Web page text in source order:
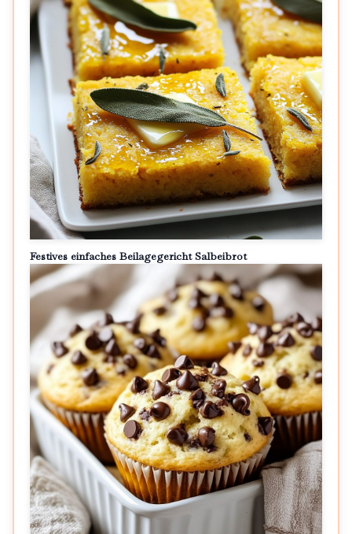
Festives einfaches Beilagegericht Salbeibrot